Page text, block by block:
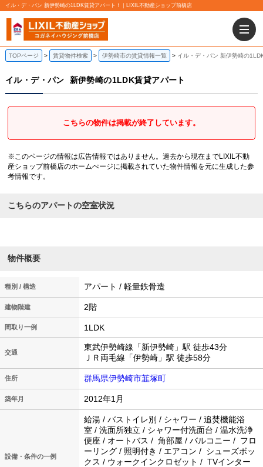
イル・デ・パン 新伊勢崎の1LDK賃貸アパート！｜LIXIL不動産ショップ前橋店
TOPページ 賃貸物件検索 伊勢崎市の賃貸情報一覧 イル・デ・パン 新伊勢崎の
イル・デ・パン 新伊勢崎の1LDK賃貸アパート
こちらの物件は掲載が終了しています。
※このページの情報は広告情報ではありません。過去から現在までLIXIL不動
産ショップ前橋店のホームぺージに掲載されていた物件情報を元に生成した参
考情報です。
こちらのアパートの空室状況
物件概要
種別 / 構造 アパート / 軽量鉄骨造
建物階建 2階
間取り一例 1LDK
交通
東武伊勢崎線「新伊勢崎」駅 徒歩43分
ＪＲ両毛線「伊勢崎」駅 徒歩58分
住所 群馬県伊勢崎市韮塚町
築年月 2012年1月
設備・条件の一例
給湯 / バストイレ別 / シャワー / 追焚機能浴
室 / 洗面所独立 / シャワー付洗面台 / 温水洗浄
便座 / オートバス / 角部屋 / バルコニー / フロ
ーリング / 照明付き / エアコン / シューズボッ
クス / ウォークインクロゼット / TVインター